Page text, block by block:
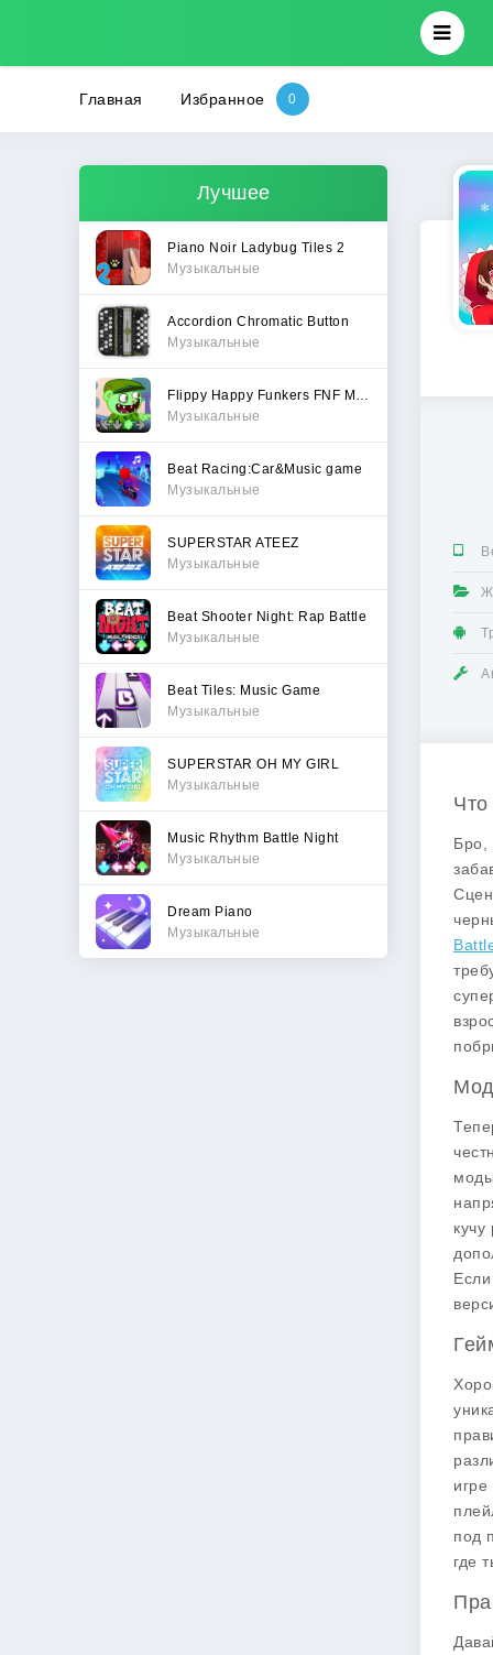
Главная Избранное
Лучшее
Piano Noir Ladybug Tiles 2
Музыкальные
Accordion Chromatic Button
Музыкальные
Музыкальные
Beat Racing:Car&Music game
Музыкальные
SUPERSTAR ATEEZ
Музыкальные
Beat Shooter Night: Rap Battle
Музыкальные
Beat Tiles: Music Game
Музыкальные
SUPERSTAR OH MY GIRL
Музыкальные
Music Rhythm Battle Night
Музыкальные
Dream Piano
Музыкальные
Что
Бро,
под
где